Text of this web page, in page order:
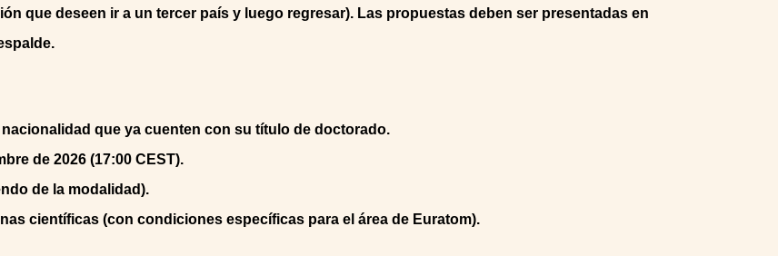
que deseen ir a un tercer país y luego regresar). Las propuestas deben ser presentadas en
que ya cuenten con su título de doctorado.
de 2026 (17:00 CEST).
de la modalidad).
científicas (con condiciones específicas para el área de Euratom).